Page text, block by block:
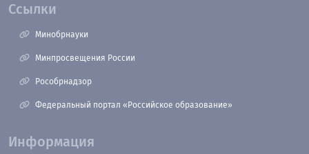
Ссылки
Минобрнауки
Минпросвещения России
Рособрнадзор
Федеральный портал «Российское образование»
Информация